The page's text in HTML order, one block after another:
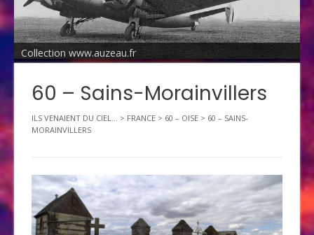
Collection www.auzeau.fr
60 – Sains-Morainvillers
ILS VENAIENT DU CIEL... > FRANCE > 60 – OISE > 60 – SAINS-
MORAINVILLERS